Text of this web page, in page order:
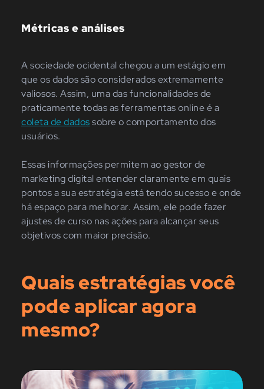
Métricas e análises
A sociedade ocidental chegou a um estágio em
que os dados são considerados extremamente
valiosos. Assim, uma das funcionalidades de
praticamente todas as ferramentas online é a
coleta de dadossobre o comportamento dos
usuários.
Essas informações permitem ao gestor de
marketing digital entender claramente em quais
pontos a sua estratégia está tendo sucesso e onde
há espaço para melhorar. Assim, ele pode fazer
ajustes de curso nas ações para alcançar seus
objetivos com maior precisão.
Quais estratégias você
pode aplicar agora
mesmo?